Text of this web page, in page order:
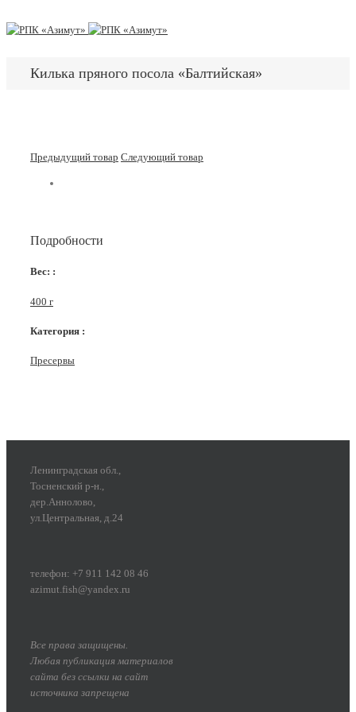
Килька пряного посола «Балтийская»
Предыдущий товар Следующий товар
Подробности
Вес: :
400 г
Категория :
Пресервы
Ленинградская обл.,
Тосненский р-н.,
дер.Аннолово,
ул.Центральная, д.24
телефон: +7 911 142 08 46
azimut.fish@yandex.ru
Все права защищены.
Любая публикация материалов
сайта без ссылки на сайт
источника запрещена